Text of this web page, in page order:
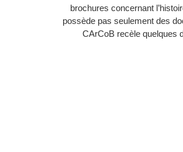
brochures concernant
possède pas seulement des
CArCoB recèle quelques